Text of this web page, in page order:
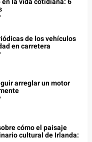
de los vehículos
en carretera
arreglar un motor
cómo el paisaje
cultural de Irlanda: